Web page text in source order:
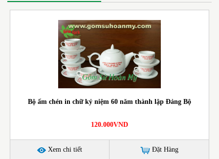
Bộ ấm chén in chữ kỷ niệm 60 năm thành lập Đảng Bộ
120.000VND
Xem chi tiết Đặt Hàng